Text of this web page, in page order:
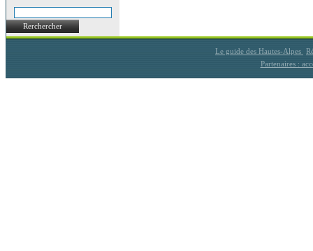
Rerchercher
Le guide des Hautes-Alpes
Partenaires :